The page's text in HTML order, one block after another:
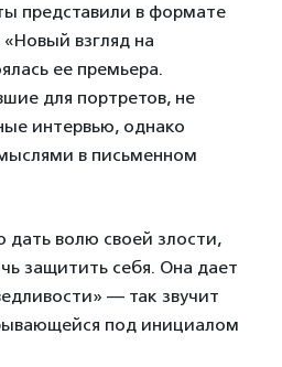
представили в формате
взгляд на
ее премьера.
для портретов, не
интервью, однако
в письменном
волю своей злости,
защитить себя. Она дает
— так звучит
под инициалом